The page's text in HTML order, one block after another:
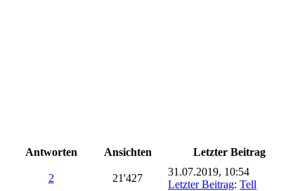
Antworten Ansichten Letzter Beitrag
2 21'427
31.07.2019, 10:54
Letzter Beitrag: Tell